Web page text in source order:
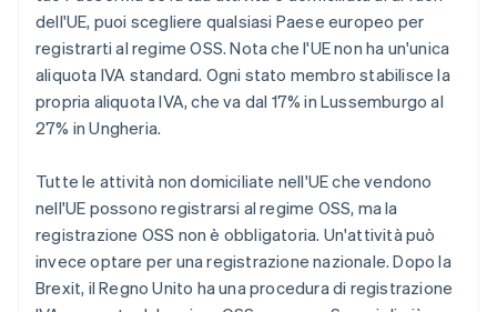
dell'UE, puoi scegliere qualsiasi Paese europeo per
registrarti al regime OSS. Nota che l'UE non ha un'unica
aliquota IVA standard. Ogni stato membro stabilisce la
propria aliquota IVA, che va dal 17% in Lussemburgo al
27% in Ungheria.
Tutte le attività non domiciliate nell'UE che vendono
nell'UE possono registrarsi al regime OSS, ma la
registrazione OSS non è obbligatoria. Un'attività può
invece optare per una registrazione nazionale. Dopo la
Brexit, il Regno Unito ha una procedura di registrazione